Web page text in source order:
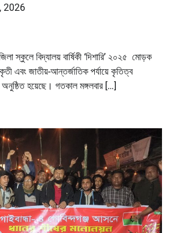
2026
স্কুলে বিদ্যালয় বার্ষিকী ‘দিশারি’ ২০২৫ মোড়ক
এবং জাতীয়-আন্তর্জাতিক পর্যায়ে কৃতিত্ব
অনুষ্ঠিত হয়েছে। গতকাল মঙ্গলবার […]